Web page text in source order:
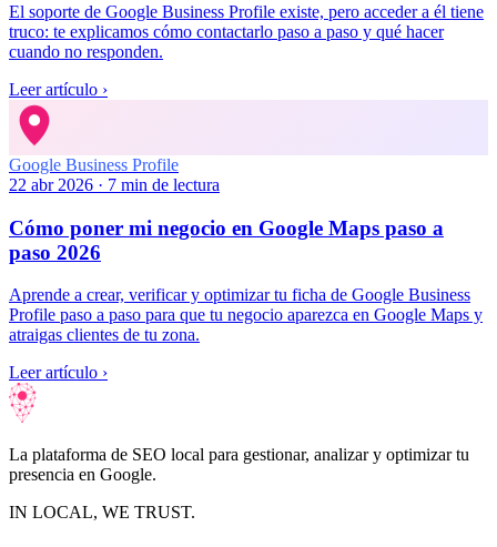
El soporte de Google Business Profile existe, pero acceder a él tiene
truco: te explicamos cómo contactarlo paso a paso y qué hacer
cuando no responden.
Leer artículo ›
Google Business Profile
22 abr 2026 · 7 min de lectura
Cómo poner mi negocio en Google Maps paso a
paso 2026
Aprende a crear, verificar y optimizar tu ficha de Google Business
Profile paso a paso para que tu negocio aparezca en Google Maps y
atraigas clientes de tu zona.
Leer artículo ›
La plataforma de SEO local para gestionar, analizar y optimizar tu
presencia en Google.
IN LOCAL, WE TRUST.